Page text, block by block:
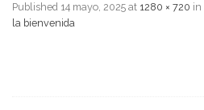
Published 14 mayo, 2025 at 1280 × 720 in
la bienvenida